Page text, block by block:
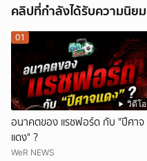
คลิปที่กำลังได้รับความนิยม
วิดีโอ
01
อนาคตของ แรชฟอร์ด กับ "ปีศาจ
แดง" ?
WeR NEWS